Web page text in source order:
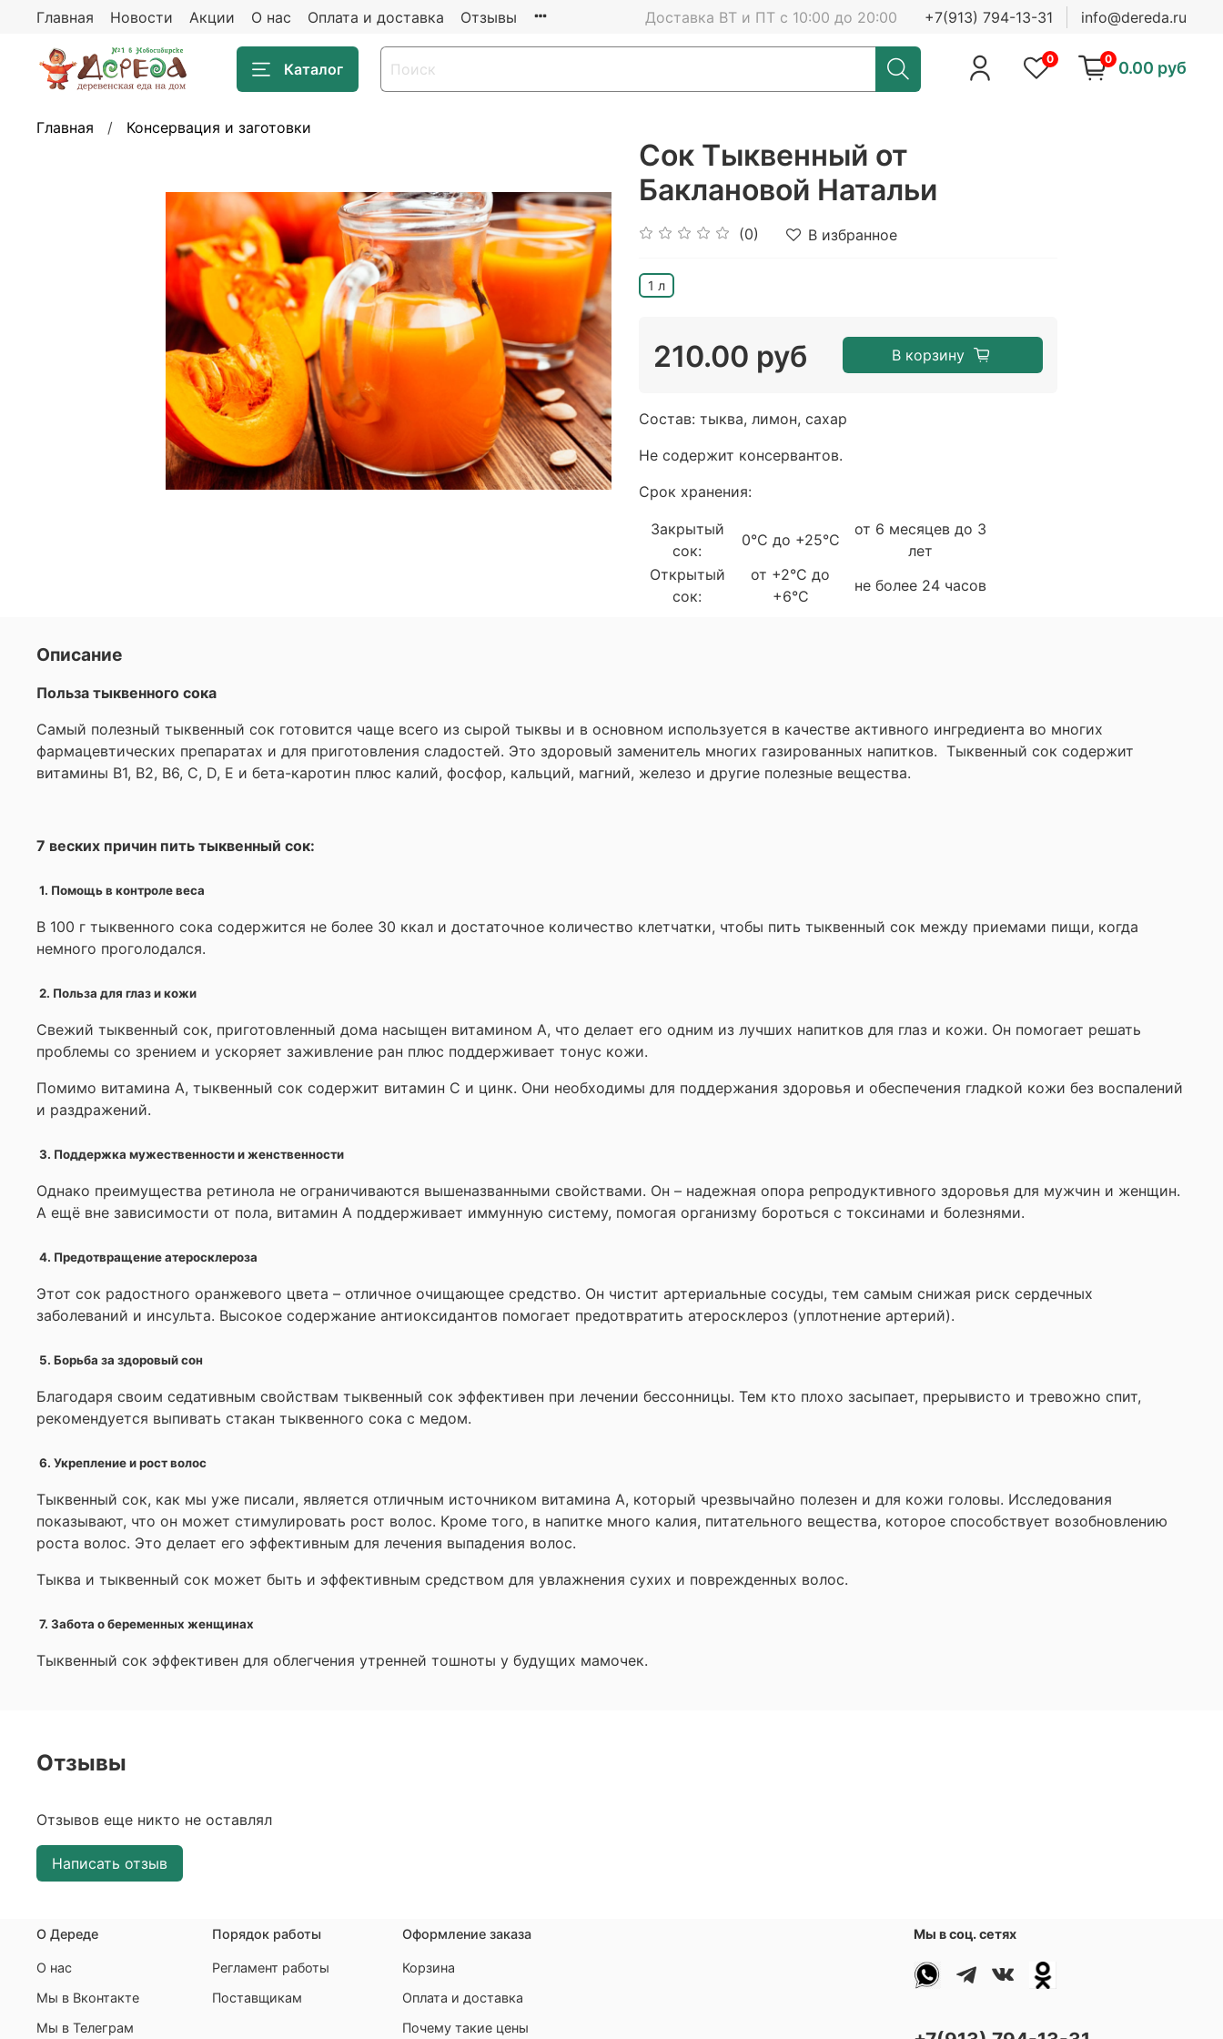
Главная Новости Акции О нас Оплата и доставка Отзывы Доставка ВТ и ПТ с 10:00 до 20:00 +7(913) 794-13-31 info@dereda.ru
Каталог
0 0 0.00 руб
Главная Консервация и заготовки
Сок Тыквенный от
Баклановой Натальи
(0) В избранное
1 л
210.00 руб В корзину
Состав: тыква, лимон, сахар
Не содержит консервантов.
Срок хранения:
Закрытый
сок:
0°С до +25°С
от 6 месяцев до 3
лет
Открытый
сок:
от +2°С до
+6°С
не более 24 часов
Описание
Польза тыквенного сока
Самый полезный тыквенный сок готовится чаще всего из сырой тыквы и в основном используется в качестве активного ингредиента во многих
фармацевтических препаратах и ​​для приготовления сладостей. Это здоровый заменитель многих газированных напитков. Тыквенный сок содержит
витамины В1, В2, В6, С, D, Е и бета-каротин плюс калий, фосфор, кальций, магний, железо и другие полезные вещества.
7 веских причин пить тыквенный сок:
1. Помощь в контроле веса
В 100 г тыквенного сока содержится не более 30 ккал и достаточное количество клетчатки, чтобы пить тыквенный сок между приемами пищи, когда
немного проголодался.
2. Польза для глаз и кожи
Свежий тыквенный сок, приготовленный дома насыщен витамином А, что делает его одним из лучших напитков для глаз и кожи. Он помогает решать
проблемы со зрением и ускоряет заживление ран плюс поддерживает тонус кожи.
Помимо витамина А, тыквенный сок содержит витамин С и цинк. Они необходимы для поддержания здоровья и обеспечения гладкой кожи без воспалений
и раздражений.
3. Поддержка мужественности и женственности
Однако преимущества ретинола не ограничиваются вышеназванными свойствами. Он – надежная опора репродуктивного здоровья для мужчин и женщин.
А ещё вне зависимости от пола, витамин А поддерживает иммунную систему, помогая организму бороться с токсинами и болезнями.
4. Предотвращение атеросклероза
Этот сок радостного оранжевого цвета – отличное очищающее средство. Он чистит артериальные сосуды, тем самым снижая риск сердечных
заболеваний и инсульта. Высокое содержание антиоксидантов помогает предотвратить атеросклероз (уплотнение артерий).
5. Борьба за здоровый сон
Благодаря своим седативным свойствам тыквенный сок эффективен при лечении бессонницы. Тем кто плохо засыпает, прерывисто и тревожно спит,
рекомендуется выпивать стакан тыквенного сока с медом.
6. Укрепление и рост волос
Тыквенный сок, как мы уже писали, является отличным источником витамина А, который чрезвычайно полезен и для кожи головы. Исследования
показывают, что он может стимулировать рост волос. Кроме того, в напитке много калия, питательного вещества, которое способствует возобновлению
роста волос. Это делает его эффективным для лечения выпадения волос.
Тыква и тыквенный сок может быть и эффективным средством для увлажнения сухих и поврежденных волос.
7. Забота о беременных женщинах
Тыквенный сок эффективен для облегчения утренней тошноты у будущих мамочек.
Отзывы
Отзывов еще никто не оставлял
Написать отзыв
О Дереде
О нас
Мы в Вконтакте
Мы в Телеграм
Порядок работы
Регламент работы
Поставщикам
Оформление заказа
Корзина
Оплата и доставка
Почему такие цены
Мы в соц. сетях